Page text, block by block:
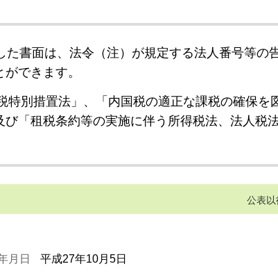
た書面は、法令（注）が規定する法人番号等の
できます。
特別措置法」、「内国税の適正な課税の確保
「租税条約等の実施に伴う所得税法、法人税
公表以
月日 平成27年10月5日